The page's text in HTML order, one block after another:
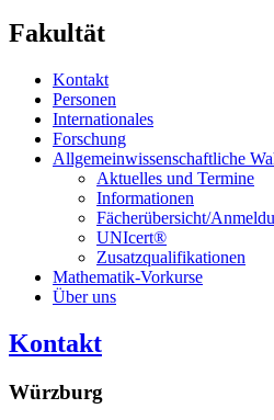
Fakultät
Kontakt
Personen
Internationales
Forschung
Allgemeinwissenschaftliche
Aktuelles und Termine
Informationen
Fächerübersicht/
UNIcert®
Zusatzqualifikationen
Mathematik-Vorkurse
Über uns
Kontakt
Würzburg